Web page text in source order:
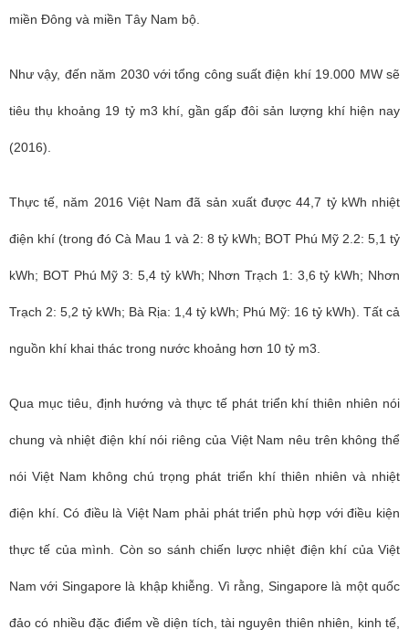
miền Đông và miền Tây Nam bộ.
Như vậy, đến năm 2030 với tổng công suất điện khí 19.000 MW sẽ
tiêu thụ khoảng 19 tỷ m3 khí, gần gấp đôi sản lượng khí hiện nay
(2016).
Thực tế, năm 2016 Việt Nam đã sản xuất được 44,7 tỷ kWh nhiệt
điện khí (trong đó Cà Mau 1 và 2: 8 tỷ kWh; BOT Phú Mỹ 2.2: 5,1 tỷ
kWh; BOT Phú Mỹ 3: 5,4 tỷ kWh; Nhơn Trạch 1: 3,6 tỷ kWh; Nhơn
Trạch 2: 5,2 tỷ kWh; Bà Rịa: 1,4 tỷ kWh; Phú Mỹ: 16 tỷ kWh). Tất cả
nguồn khí khai thác trong nước khoảng hơn 10 tỷ m3.
Qua mục tiêu, định hướng và thực tế phát triển khí thiên nhiên nói
chung và nhiệt điện khí nói riêng của Việt Nam nêu trên không thể
nói Việt Nam không chú trọng phát triển khí thiên nhiên và nhiệt
điện khí. Có điều là Việt Nam phải phát triển phù hợp với điều kiện
thực tế của mình. Còn so sánh chiến lược nhiệt điện khí của Việt
Nam với Singapore là khập khiễng. Vì rằng, Singapore là một quốc
đảo có nhiều đặc điểm về diện tích, tài nguyên thiên nhiên, kinh tế,